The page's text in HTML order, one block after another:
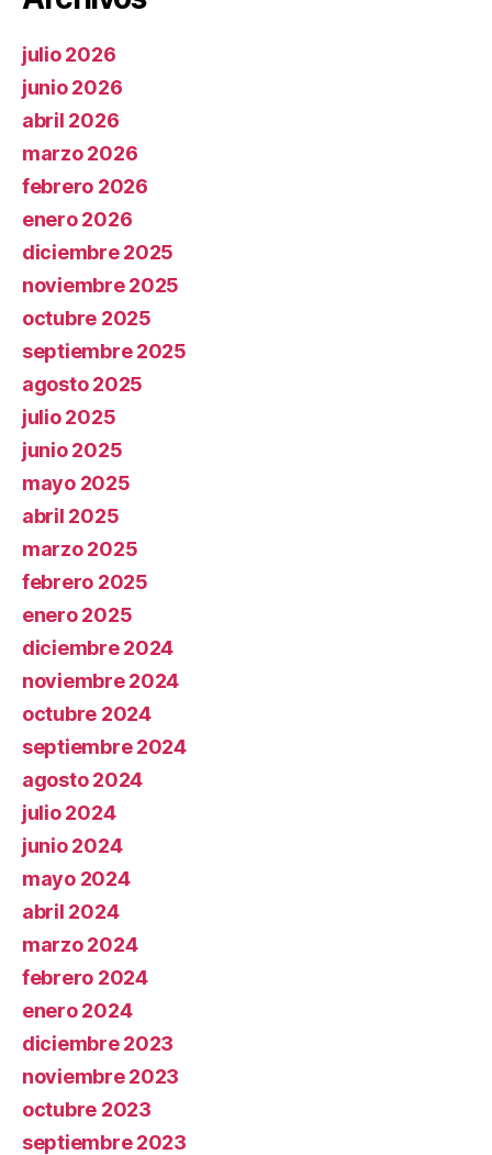
julio 2026
junio 2026
abril 2026
marzo 2026
febrero 2026
enero 2026
diciembre 2025
noviembre 2025
octubre 2025
septiembre 2025
agosto 2025
julio 2025
junio 2025
mayo 2025
abril 2025
marzo 2025
febrero 2025
enero 2025
diciembre 2024
noviembre 2024
octubre 2024
septiembre 2024
agosto 2024
julio 2024
junio 2024
mayo 2024
abril 2024
marzo 2024
febrero 2024
enero 2024
diciembre 2023
noviembre 2023
octubre 2023
septiembre 2023